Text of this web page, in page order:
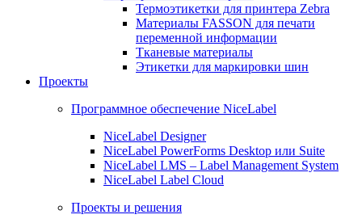
Термоэтикетки для принтера Zebra
Материалы FASSON для печати
переменной информации
Тканевые материалы
Этикетки для маркировки шин
Проекты
Программное обеспечение NiceLabel
NiceLabel Designer
NiceLabel PowerForms Desktop или Suite
NiceLabel LMS – Label Management System
NiceLabel Label Cloud
Проекты и решения